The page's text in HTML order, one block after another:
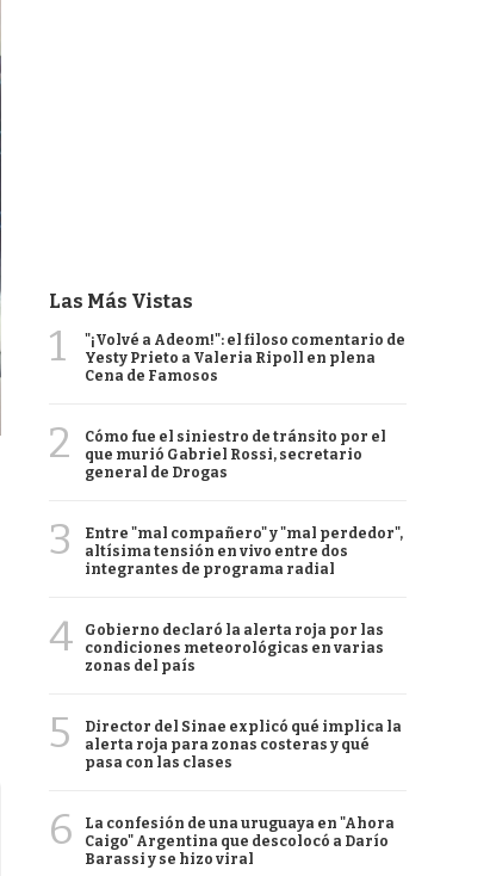
Las Más Vistas
1
"¡Volvé a Adeom!": el filoso comentario de
Yesty Prieto a Valeria Ripoll en plena
Cena de Famosos
2
Cómo fue el siniestro de tránsito por el
que murió Gabriel Rossi, secretario
general de Drogas
3
Entre "mal compañero" y "mal perdedor",
altísima tensión en vivo entre dos
integrantes de programa radial
4
Gobierno declaró la alerta roja por las
condiciones meteorológicas en varias
zonas del país
5
Director del Sinae explicó qué implica la
alerta roja para zonas costeras y qué
pasa con las clases
6
La confesión de una uruguaya en "Ahora
Caigo" Argentina que descolocó a Darío
Barassi y se hizo viral